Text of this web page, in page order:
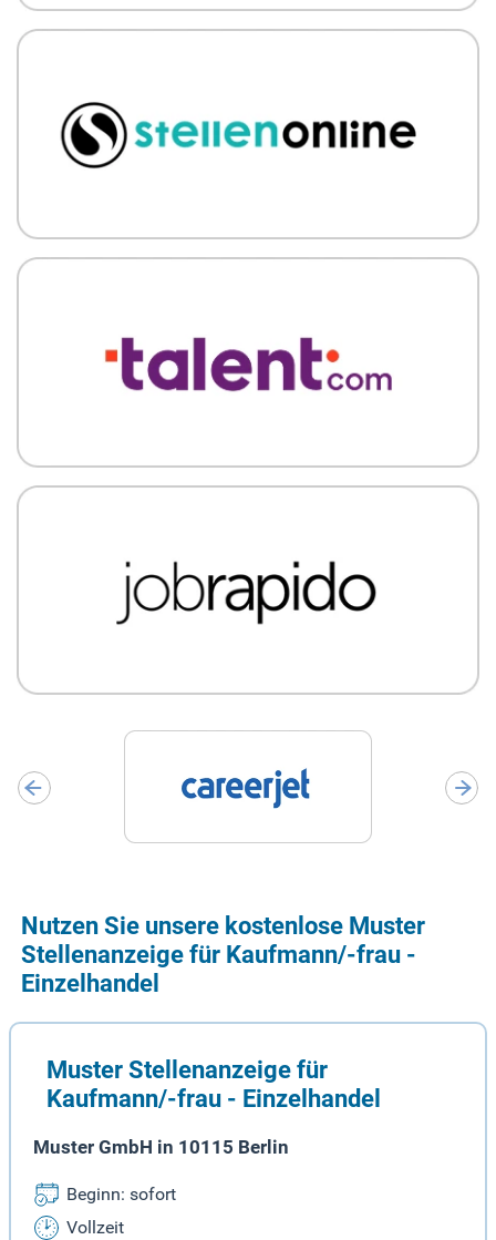
Nutzen Sie unsere kostenlose Muster
Stellenanzeige für Kaufmann/-frau -
Einzelhandel
Muster Stellenanzeige für
Kaufmann/-frau - Einzelhandel
Muster GmbH in 10115 Berlin
Beginn: sofort
Vollzeit